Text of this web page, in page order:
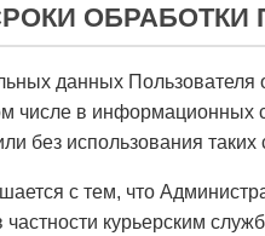
данных
числе в информационных
без использования таких
с тем, что
курьерским